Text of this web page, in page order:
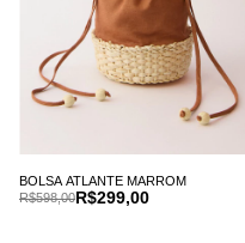
BOLSA ATLANTE MARROM
R$299,00
R$598,00